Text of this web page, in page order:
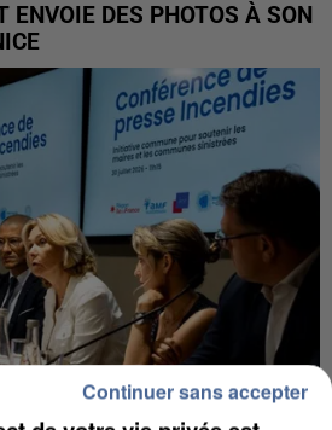
ENVOIE DES PHOTOS À SON
Continuer sans accepter